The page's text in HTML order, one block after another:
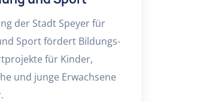
der Stadt Speyer für
Sport fördert Bildungs-
für Kinder,
und junge Erwachsene